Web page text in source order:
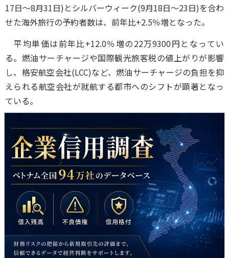
17日～8月31日)とシルバーウィーク(9月18日～23日)を合わ
せた海外旅行の予約者数は、前年比+2.5％増となった。
平均単価は前年比+12.0％増の22万9300円となってい
る。燃油サーチャージや国際観光旅客税の値上がりが影響
し、格安航空会社(LCC)など、燃油サーチャージの負担を抑
えられる航空会社が就航する都市へのシフトが顕著となっ
ている。